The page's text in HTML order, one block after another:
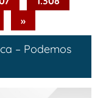
Next
Posts
»
– Podemos